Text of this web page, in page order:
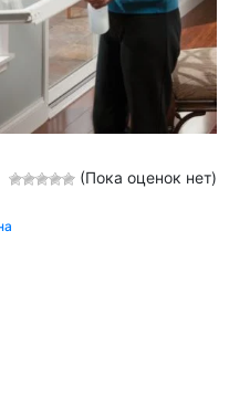
(Пока оценок нет)